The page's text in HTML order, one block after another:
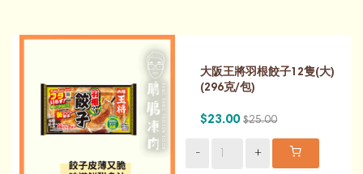
大阪王將羽根餃子12隻(大)
(296克/包)
$23.00 $25.00
- +